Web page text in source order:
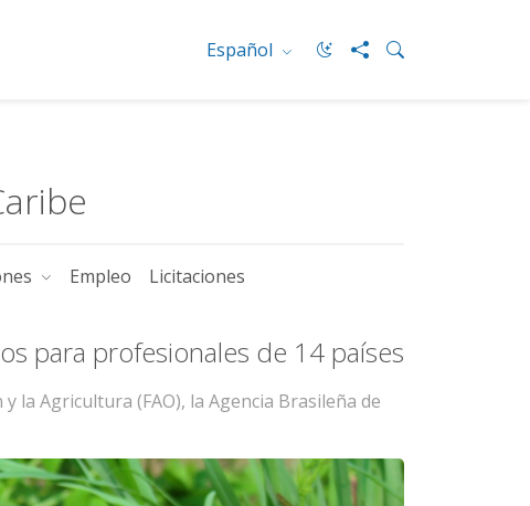
Español
Empleo Licitaciones
para profesionales de 14 países
la Agricultura (FAO), la Agencia Brasileña de